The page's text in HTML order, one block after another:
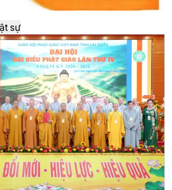
sự